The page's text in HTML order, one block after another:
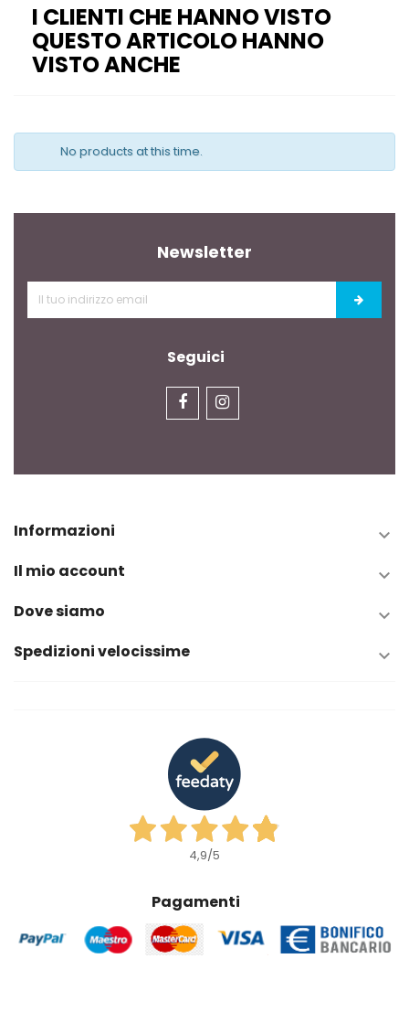
I CLIENTI CHE HANNO VISTO
QUESTO ARTICOLO HANNO
VISTO ANCHE
No products at this time.
Newsletter
Seguici
Informazioni 
Il mio account 
Dove siamo 
Spedizioni velocissime 
4,9/5
Pagamenti